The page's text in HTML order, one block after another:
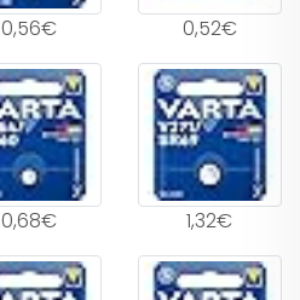
0,56€ 0,52€
0,68€ 1,32€